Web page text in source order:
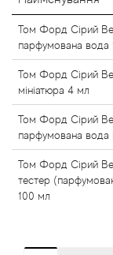
Том Форд Сірий
парфумована вода
Том Форд Сірий
мініатюра 4 мл
Том Форд Сірий
парфумована вода
Том Форд Сірий
тестер
100 мл
Antonia's
Antonio
Antonio Puig
Antonio Visconti
Aquolina